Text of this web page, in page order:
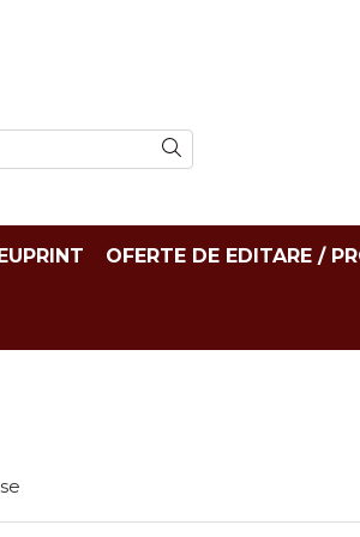
OFERTE DE EDITARE /